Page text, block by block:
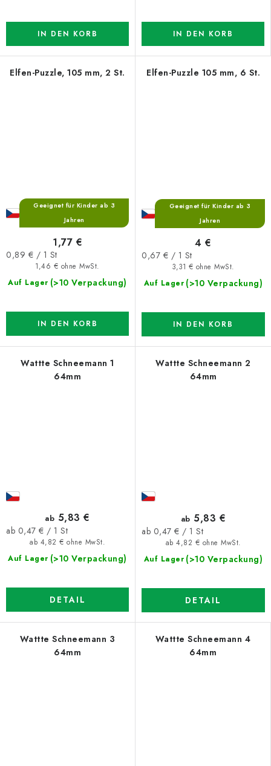
IN DEN KORB IN DEN KORB
Elfen-Puzzle, 105 mm, 2 St.
Geeignet für Kinder ab 3
Jahren
Auf Lager (>10 Verpackung)
1,46 € ohne MwSt.
1,77 €
Verkaufspreis:
0,89 € / 1 St
IN DEN KORB
Elfen-Puzzle 105 mm, 6 St.
Geeignet für Kinder ab 3
Jahren
Auf Lager (>10 Verpackung)
3,31 € ohne MwSt.
4 €
Verkaufspreis:
0,67 € / 1 St
IN DEN KORB
Wattte Schneemann 1
64mm
Auf Lager (>10 Verpackung)
ab 4,82 € ohne MwSt.
ab 5,83 €
Verkaufspreis:
ab 0,47 € / 1 St
DETAIL
Wattte Schneemann 2
64mm
Auf Lager (>10 Verpackung)
ab 4,82 € ohne MwSt.
ab 5,83 €
Verkaufspreis:
ab 0,47 € / 1 St
DETAIL
Wattte Schneemann 3
64mm
Wattte Schneemann 4
64mm